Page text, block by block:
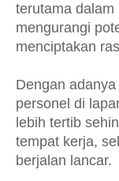
terutama dalam
mengurangi
menciptakan
Dengan
personel di
lebih tertib
tempat kerja,
berjalan lancar.